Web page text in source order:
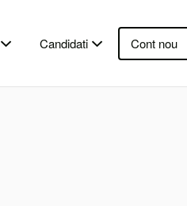
Candidati Cont nou